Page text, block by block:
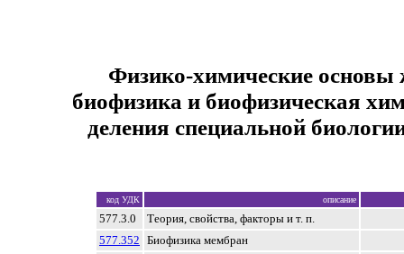
Физико-химические
биофизика и биофизическая
деления специальной
код УДК описание
577.3.0
Теория, свойства, факторы и т. п.
577.352 Биофизика мембран